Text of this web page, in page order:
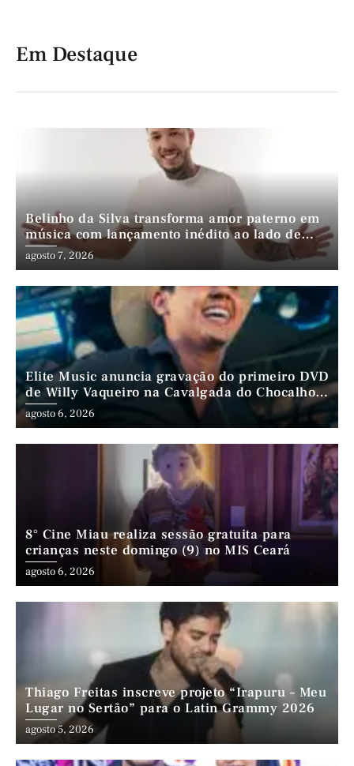
Em Destaque
Belinho da Silva transforma amor paterno em
música com lançamento inédito ao lado de
André da Mata e Mateus Farias
agosto 7, 2026
Elite Music anuncia gravação do primeiro DVD
de Willy Vaqueiro na Cavalgada do Chocalho
(PE)
agosto 6, 2026
8° Cine Miau realiza sessão gratuita para
crianças neste domingo (9) no MIS Ceará
agosto 6, 2026
Thiago Freitas inscreve projeto “Irapuru – Meu
Lugar no Sertão” para o Latin Grammy 2026
agosto 5, 2026